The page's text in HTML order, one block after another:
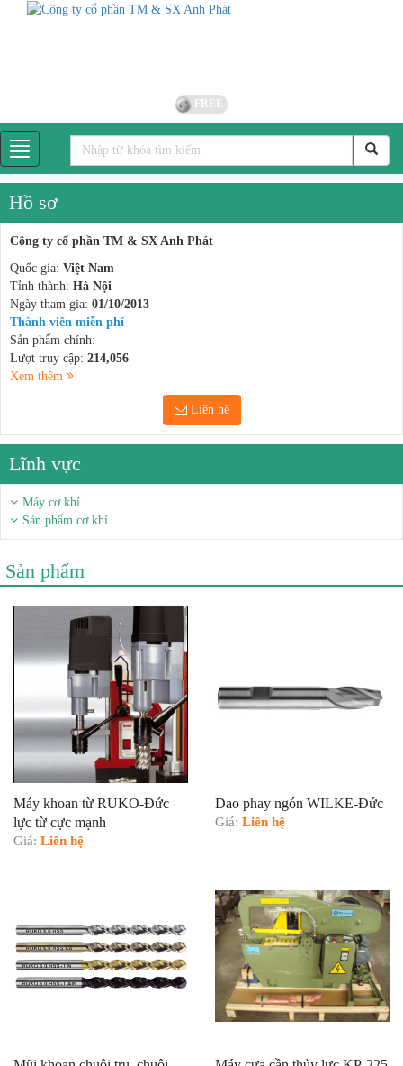
FREE
Hồ sơ
Công ty cổ phần TM & SX Anh Phát
Quốc gia: Việt Nam
Tỉnh thành: Hà Nội
Ngày tham gia: 01/10/2013
Thành viên miễn phí
Sản phẩm chính:
Lượt truy cập: 214,056
Xem thêm
Liên hệ
Lĩnh vực
Máy cơ khí
Sản phẩm cơ khí
Sản phẩm
Máy khoan từ RUKO-Đức
lực từ cực mạnh
Giá: Liên hệ
Dao phay ngón WILKE-Đức
Giá: Liên hệ